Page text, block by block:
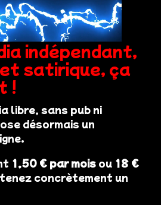
indépendant,
satirique, ça
!
libre, sans pub ni
désormais un
1,50 € par mois ou 18 €
concrètement un